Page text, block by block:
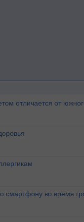
отличается от
смартфону во время